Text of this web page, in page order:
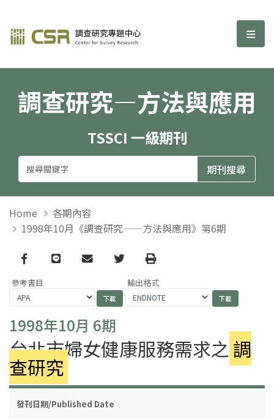
調查研究—方法與應用期刊 選
調查研究—方法與應用
TSSCI 一級期刊
Home
各期內容
1998年10月《調查研究——方法與應用》第6期
Facebook
line email TwitterPrint
參考書目 輸出格式
1998年10月 6期
台北市婦女健康服務需求之調
查研究
發刊日期/Published Date